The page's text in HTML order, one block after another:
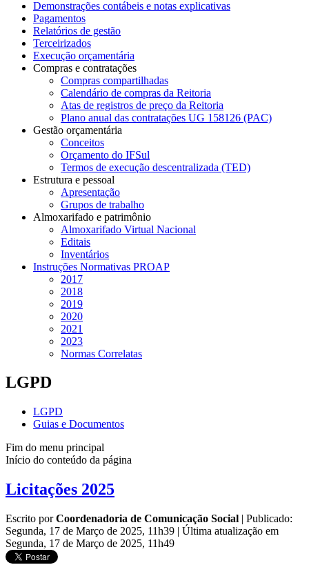
Demonstrações contábeis e notas explicativas
Pagamentos
Relatórios de gestão
Terceirizados
Execução orçamentária
Compras e contratações
Compras compartilhadas
Calendário de compras da Reitoria
Atas de registros de preço da Reitoria
Plano anual das contratações UG 158126 (PAC)
Gestão orçamentária
Conceitos
Orçamento do IFSul
Termos de execução descentralizada (TED)
Estrutura e pessoal
Apresentação
Grupos de trabalho
Almoxarifado e patrimônio
Almoxarifado Virtual Nacional
Editais
Inventários
Instruções Normativas PROAP
2017
2018
2019
2020
2021
2023
Normas Correlatas
LGPD
LGPD
Guias e Documentos
Fim do menu principal
Início do conteúdo da página
Licitações 2025
Escrito porCoordenadoria de Comunicação Social | Publicado:
Segunda, 17 de Março de 2025, 11h39 | Última atualização em
Segunda, 17 de Março de 2025, 11h49